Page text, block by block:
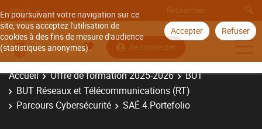
En poursuivant votre navigation sur ce
site, vous acceptez l'utilisation de
cookies à des fins de mesure d'audience
(statistiques anonymes).
Accepter Refuser
Aller à
Se connecter
Accueil Offre de formation 2025-2026
BUT
BUT Réseaux et Télécommunications (RT)
Parcours Cybersécurité
SAÉ 4.Portefolio